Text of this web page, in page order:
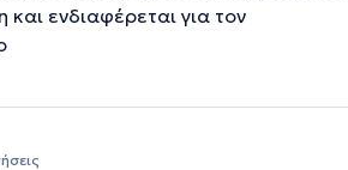
ενδιαφέρεται για τον